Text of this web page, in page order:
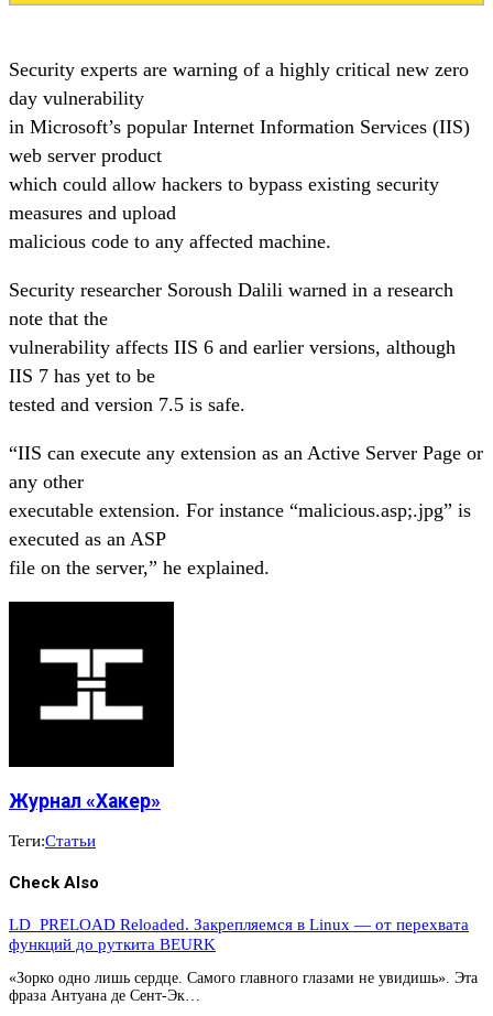
Security experts are warning of a highly critical new zero
day vulnerability
in Microsoft’s popular Internet Information Services (IIS)
web server product
which could allow hackers to bypass existing security
measures and upload
malicious code to any affected machine.
Security researcher Soroush Dalili warned in a research
note that the
vulnerability affects IIS 6 and earlier versions, although
IIS 7 has yet to be
tested and version 7.5 is safe.
“IIS can execute any extension as an Active Server Page or
any other
executable extension. For instance “malicious.asp;.jpg” is
executed as an ASP
file on the server,” he explained.
Журнал «Хакер»
Теги:Статьи
Check Also
LD_PRELOAD Reloaded. Закрепляемся в Linux — от перехвата
функций до руткита BEURK
«Зорко одно лишь сердце. Самого главного глазами не увидишь». Эта
фраза Антуана де Сент-Эк…